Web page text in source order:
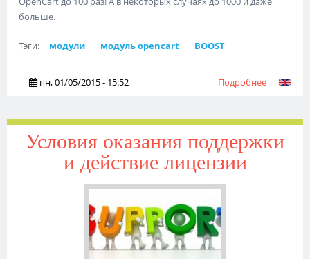
больше.
Тэги: модули модуль opencart BOOST
пн, 01/05/2015 - 15:52 Подробнеео BOOST -
AJAX
загрузка
Условия оказания поддержки
и действие лицензии